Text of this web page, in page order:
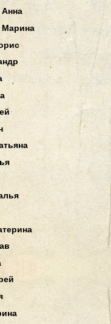
Анна
Марина